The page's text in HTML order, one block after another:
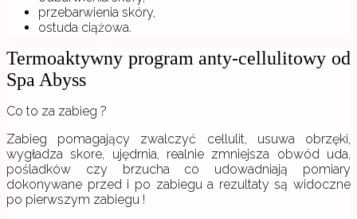
przebarwienia skóry,
ostuda ciążowa.
Termoaktywny program anty-cellulitowy od
Spa Abyss
Co to za zabieg ?
Zabieg pomagający zwalczyć cellulit, usuwa obrzęki,
wygładza skore, ujędrnia, realnie zmniejsza obwód uda,
pośladków czy brzucha co udowadniają pomiary
dokonywane przed i po zabiegu a rezultaty są widoczne
po pierwszym zabiegu !